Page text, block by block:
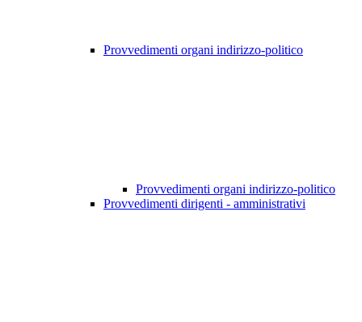
Provvedimenti organi indirizzo-politico
Provvedimenti organi indirizzo-politico
Provvedimenti dirigenti - amministrativi